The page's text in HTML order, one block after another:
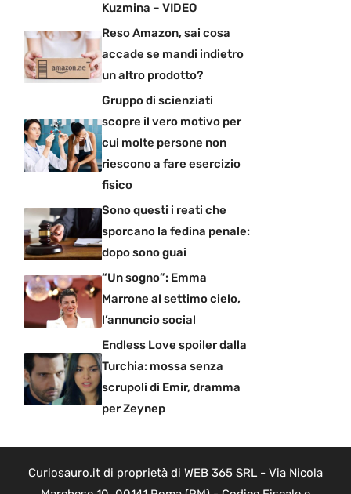
Kuzmina – VIDEO
Reso Amazon, sai cosa
accade se mandi indietro
un altro prodotto?
Gruppo di scienziati
scopre il vero motivo per
cui molte persone non
riescono a fare esercizio
fisico
Sono questi i reati che
sporcano la fedina penale:
dopo sono guai
“Un sogno”: Emma
Marrone al settimo cielo,
l’annuncio social
Endless Love spoiler dalla
Turchia: mossa senza
scrupoli di Emir, dramma
per Zeynep
Curiosauro.it di proprietà di WEB 365 SRL - Via Nicola